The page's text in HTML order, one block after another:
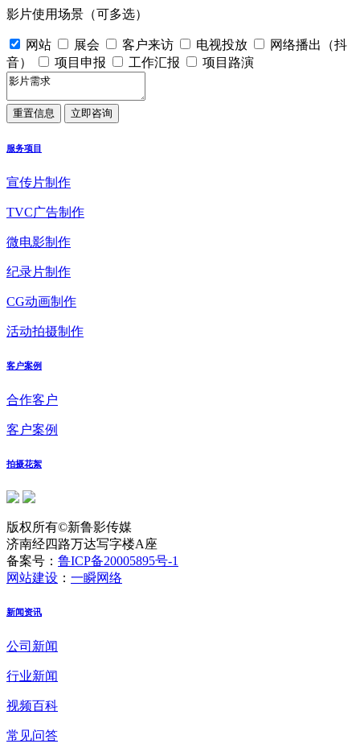
影片使用场景（可多选）
网站 展会 客户来访 电视投放
网络播出（抖
音）
项目申报 工作汇报 项目路演
服务项目
宣传片制作
TVC广告制作
微电影制作
纪录片制作
CG动画制作
活动拍摄制作
客户案例
合作客户
客户案例
拍摄花絮
版权所有©新鲁影传媒
济南经四路万达写字楼A座
备案号： 鲁ICP备20005895号-1
网站建设 ： 一瞬网络
新闻资讯
公司新闻
行业新闻
视频百科
常见问答